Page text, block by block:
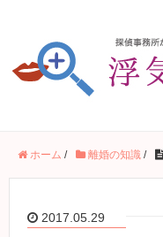
ホーム / 離婚の知識 /
2017.05.29